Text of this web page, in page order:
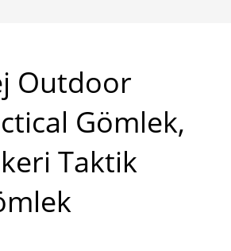
Outdoor
Gömlek,
Taktik